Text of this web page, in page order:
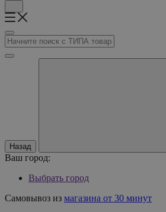
Назад
Ваш город:
Выбрать город
Самовывоз из магазина от 30 минут